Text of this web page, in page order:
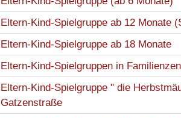
Eltern-Kind-Spielgruppe ab 12 Monate
Eltern-Kind-Spielgruppe ab 18 Monate
Eltern-Kind-Spielgruppen in
Eltern-Kind-Spielgruppe " die
Gatzenstraße